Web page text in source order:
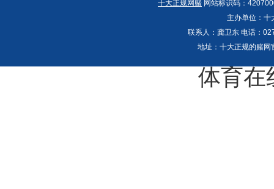
十大正规网赌 网站标识码：
主办单位：十
联系人：龚卫东 电话：
地址：十大正规的赌
体育在